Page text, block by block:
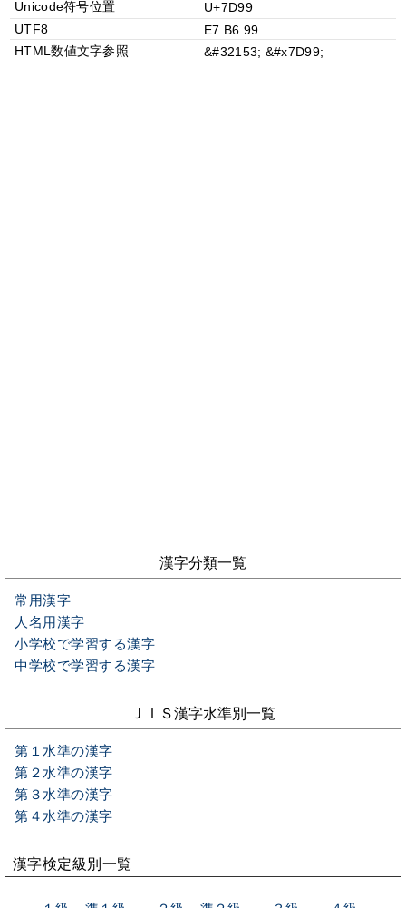
Unicode符号位置
U+7D99
UTF8
E7 B6 99
HTML数値文字参照
&#32153; &#x7D99;
漢字分類一覧
常用漢字
人名用漢字
小学校で学習する漢字
中学校で学習する漢字
ＪＩＳ漢字水準別一覧
第１水準の漢字
第２水準の漢字
第３水準の漢字
第４水準の漢字
漢字検定級別一覧